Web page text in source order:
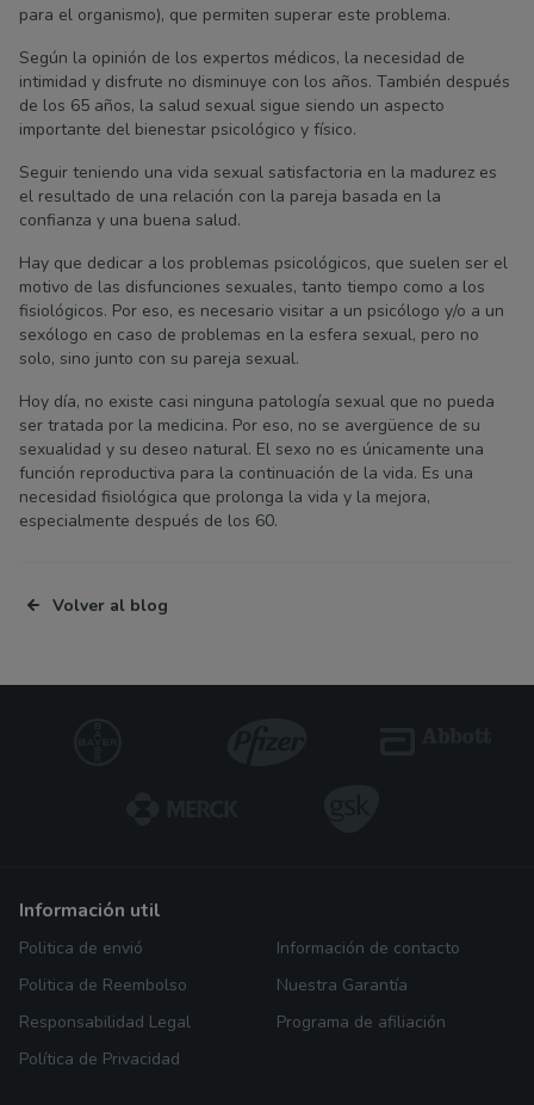
para el organismo), que permiten superar este problema.
Según la opinión de los expertos médicos, la necesidad de
intimidad y disfrute no disminuye con los años. También después
de los 65 años, la salud sexual sigue siendo un aspecto
importante del bienestar psicológico y físico.
Seguir teniendo una vida sexual satisfactoria en la madurez es
el resultado de una relación con la pareja basada en la
confianza y una buena salud.
Hay que dedicar a los problemas psicológicos, que suelen ser el
motivo de las disfunciones sexuales, tanto tiempo como a los
fisiológicos. Por eso, es necesario visitar a un psicólogo y/o a un
sexólogo en caso de problemas en la esfera sexual, pero no
solo, sino junto con su pareja sexual.
Hoy día, no existe casi ninguna patología sexual que no pueda
ser tratada por la medicina. Por eso, no se avergüence de su
sexualidad y su deseo natural. El sexo no es únicamente una
función reproductiva para la continuación de la vida. Es una
necesidad fisiológica que prolonga la vida y la mejora,
especialmente después de los 60.
Volver al blog
información util
Politica de envió
Politica de Reembolso
Responsabilidad Legal
Política de Privacidad
Información de contacto
Nuestra Garantía
Programa de afiliación